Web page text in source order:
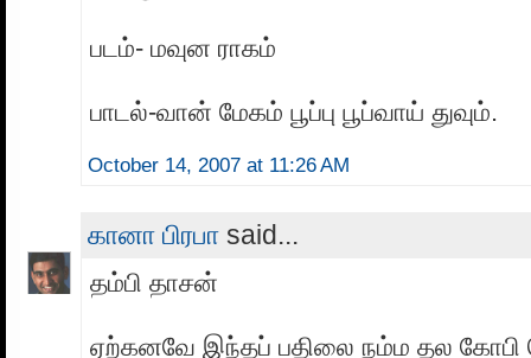
படம்- மவுன ராகம்
பாடல்-வான் மேகம் பூப்பு பூப்வாய் துவும்.
October 14, 2007 at 11:26 AM
கானா பிரபா said...
தம்பி தாசன்
ஏற்கனவே இந்தப் பதிலை நம்ம தல கோபி